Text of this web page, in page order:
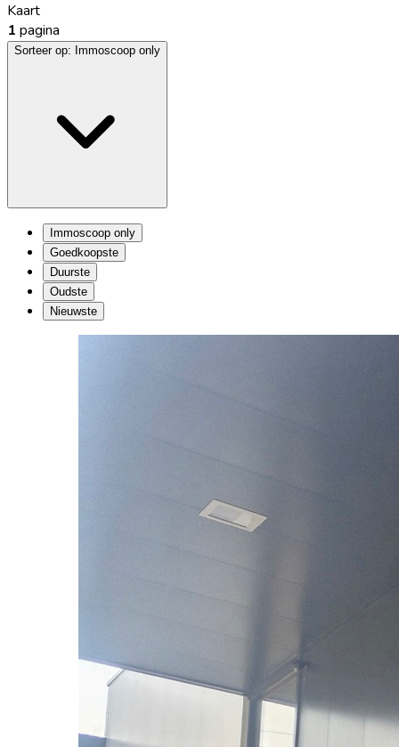
Kaart
1 pagina
Sorteer op: Immoscoop only
Immoscoop only
Goedkoopste
Duurste
Oudste
Nieuwste